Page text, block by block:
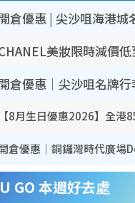
U GO 本週好去處